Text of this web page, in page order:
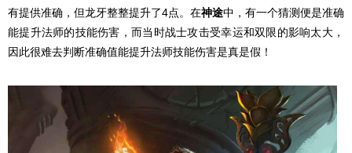
有提供准确，但龙牙整整提升了4点。在神途中，有一个猜测便是准确
能提升法师的技能伤害，而当时战士攻击受幸运和双限的影响太大，
因此很难去判断准确值能提升法师技能伤害是真是假！